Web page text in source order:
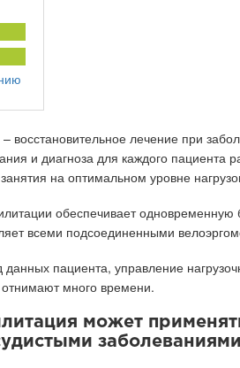
восстановительное лечение при
и диагноза для каждого пациента
на оптимальном уровне
обеспечивает
всеми подсоединенными
данных пациента, управление
много времени.
может